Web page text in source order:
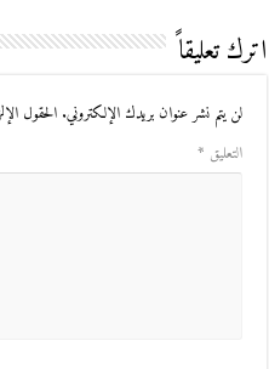
اترك تعليقاً
لن يتم نشر عنوان بريدك الإلكتروني. الحقول
التعليق *